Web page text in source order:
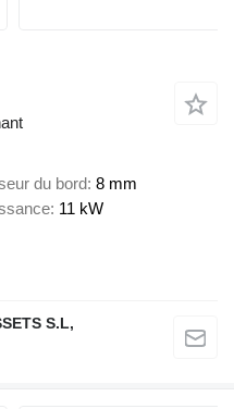
du bord 8 mm
11 kW
S.L,